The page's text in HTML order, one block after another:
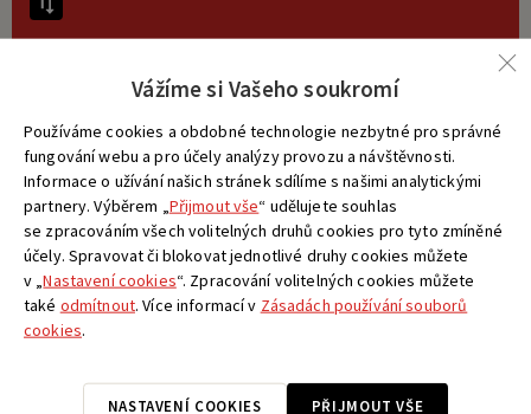
VYHLEDAT
Vážíme si Vašeho soukromí
Používáme cookies a obdobné technologie nezbytné pro správné
fungování webu a pro účely analýzy provozu a návštěvnosti.
Informace o užívání našich stránek sdílíme s našimi analytickými
partnery. Výběrem „ Přijmout vše“ udělujete souhlas
se zpracováním všech volitelných druhů cookies pro tyto zmíněné
účely. Spravovat či blokovat jednotlivé druhy cookies můžete
v „Nastavení cookies“. Zpracování volitelných cookies můžete
také odmítnout. Více informací v Zásadách používání souborů
cookies.
NASTAVENÍ COOKIES PŘIJMOUT VŠE